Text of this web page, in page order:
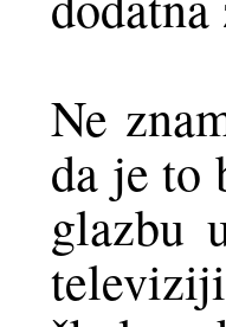
Ne
da je to
glazbu